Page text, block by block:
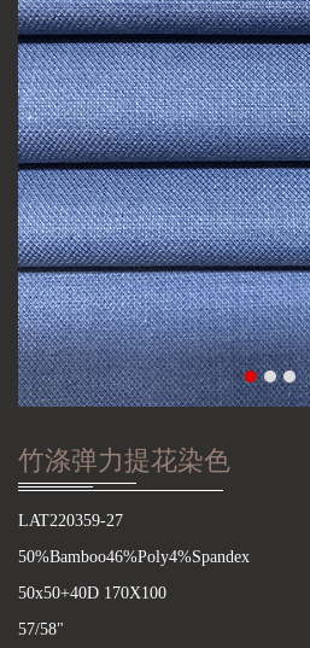
竹涤弹力提花染色
LAT220359-27
50%Bamboo46%Poly4%Spandex
50x50+40D 170X100
57/58"